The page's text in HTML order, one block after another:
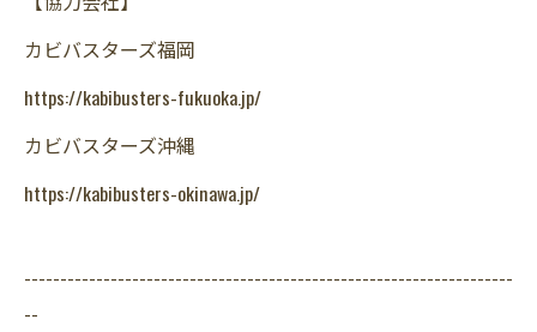
カビバスターズ福岡
https://kabibusters-fukuoka.jp/
カビバスターズ沖縄
https://kabibusters-okinawa.jp/
--------------------------------------------------------------------
--